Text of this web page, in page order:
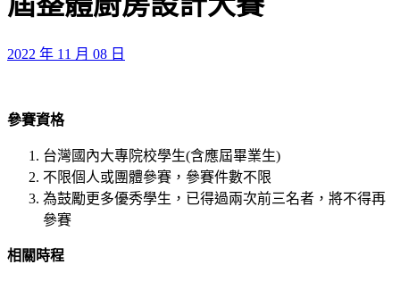
2022 年 11 月 08 日
參賽資格
台灣國內大專院校學生(含應屆畢業生)
不限個人或團體參賽，參賽件數不限
為鼓勵更多優秀學生，已得過兩次前三名者，將不得再
參賽
相關時程